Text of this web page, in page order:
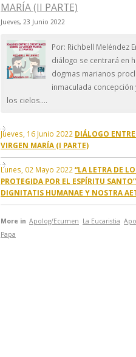
MARÍA (II PARTE)
Jueves, 23 Junio 2022
Por: Richbell Meléndez
diálogo se centrará en
dogmas marianos
inmaculada concepción
los cielos....
Jueves, 16 Junio 2022 DIÁLOGO
VIRGEN MARÍA (I PARTE)
Lunes, 02 Mayo 2022 “LA LETRA DE
PROTEGIDA POR EL ESPÍRITU
DIGNITATIS HUMANAE Y NOSTRA
More in Apolog/Ecumen La Eucaristia
Papa